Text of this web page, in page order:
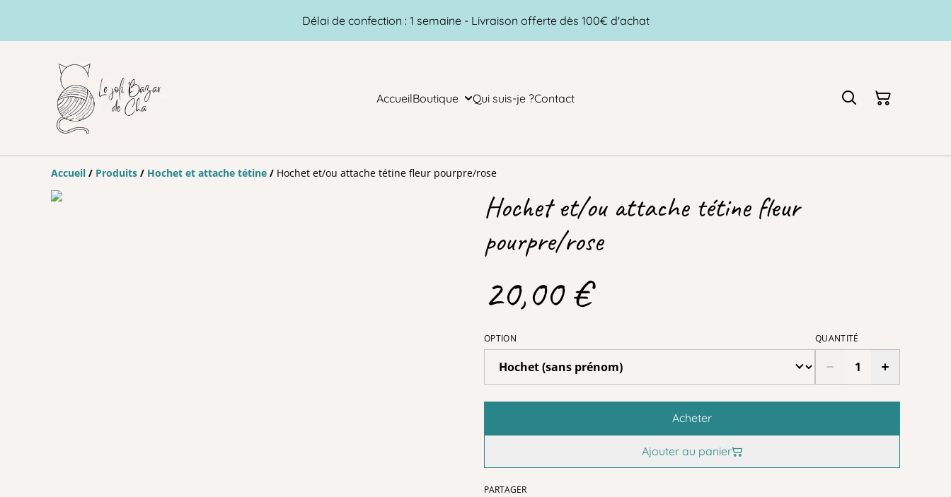
Délai de confection : 1 semaine - Livraison offerte dès 100€ d'achat
AccueilBoutique Qui suis-je ?Contact
Accueil / Produits / Hochet et attache tétine / Hochet et/ou attache tétine fleur pourpre/rose
Hochet et/ou attache tétine fleur
pourpre/rose
20,00 €
OPTION QUANTITÉ
Acheter
Ajouter au panier
PARTAGER